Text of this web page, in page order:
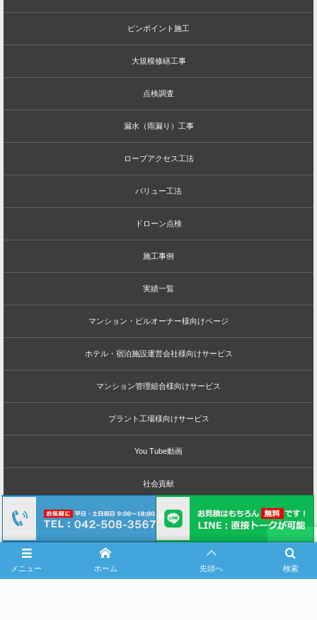
ピンポイント施工
大規模修繕工事
点検調査
漏水（雨漏り）工事
ロープアクセス工法
バリュー工法
ドローン点検
施工事例
実績一覧
マンション・ビルオーナー様向けページ
ホテル・宿泊施設運営会社様向けサービス
マンション管理組合様向けサービス
プラント工場様向けサービス
You Tube動画
社会貢献
求人情報
FCオーナー・協力会社様募集
無料ロープアクセス体験会
メニュー 検索
ホーム 先頭へ